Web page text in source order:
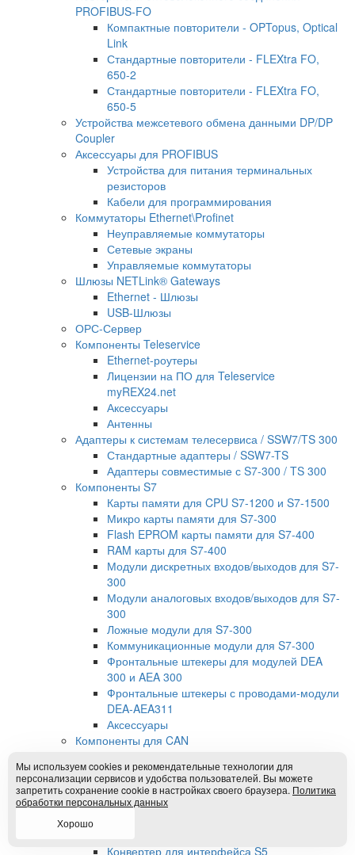
PROFIBUS-FO
Компактные повторители - OPTopus, Optical
Link
Стандартные повторители - FLEXtra FO,
650-2
Стандартные повторители - FLEXtra FO,
650-5
Устройства межсетевого обмена данными DP/DP
Coupler
Аксессуары для PROFIBUS
Устройства для питания терминальных
резисторов
Кабели для программирования
Коммутаторы Ethernet\Profinet
Неуправляемые коммутаторы
Сетевые экраны
Управляемые коммутаторы
Шлюзы NETLink® Gateways
Ethernet - Шлюзы
USB-Шлюзы
ОРС-Сервер
Компоненты Teleservice
Ethernet-роутеры
Лицензии на ПО для Teleservice
myREX24.net
Аксессуары
Антенны
Адаптеры к системам телесервиса / SSW7/TS 300
Стандартные адаптеры / SSW7-TS
Адаптеры совместимые с S7-300 / TS 300
Компоненты S7
Карты памяти для CPU S7-1200 и S7-1500
Микро карты памяти для S7-300
Flash EPROM карты памяти для S7-400
RAM карты для S7-400
Модули дискретных входов/выходов для S7-
300
Модули аналоговых входов/выходов для S7-
300
Ложные модули для S7-300
Коммуникационные модули для S7-300
Фронтальные штекеры для модулей DEA
300 и AEA 300
Фронтальные штекеры с проводами-модули
DEA-AEA311
Аксессуары
Компоненты для CAN
Программное обеспечение
Штекеры для CAN-шины
Шлюзы CAN-to-CAN
Преобразователи интерфейсов
Конвертер для интерфейса S5
Мы используем cookies и рекомендательные технологии для
персонализации сервисов и удобства пользователей. Вы можете
запретить сохранение cookie в настройках своего браузера. Политика
обработки персональных данных
Хорошо